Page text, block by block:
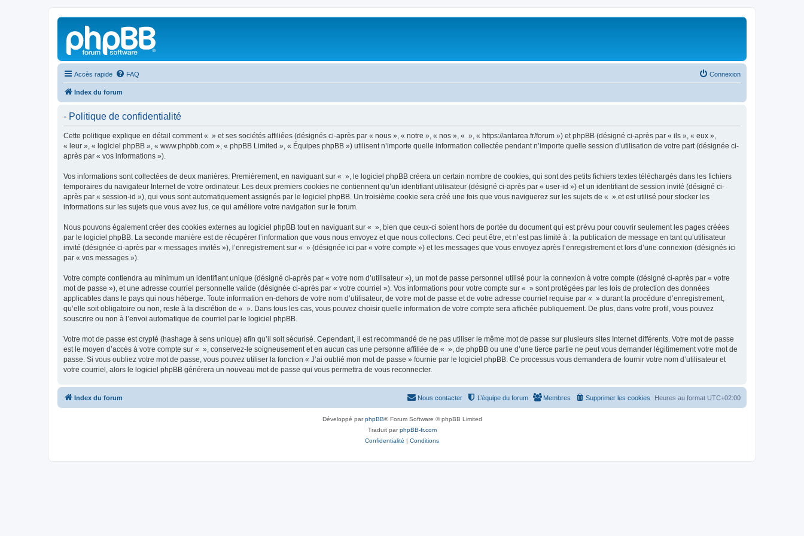
Accès rapide FAQ Connexion
Index du forum
- Politique de confidentialité
Cette politique explique en détail comment « » et ses sociétés affiliées (désignés ci-après par « nous », « notre », « nos », « », « https://antarea.fr/forum ») et phpBB (désigné ci-après par « ils », « eux »,
« leur », « logiciel phpBB », « www.phpbb.com », « phpBB Limited », « Équipes phpBB ») utilisent n’importe quelle information collectée pendant n’importe quelle session d’utilisation de votre part (désignée ci-
après par « vos informations »).
Vos informations sont collectées de deux manières. Premièrement, en naviguant sur « », le logiciel phpBB créera un certain nombre de cookies, qui sont des petits fichiers textes téléchargés dans les fichiers
temporaires du navigateur Internet de votre ordinateur. Les deux premiers cookies ne contiennent qu’un identifiant utilisateur (désigné ci-après par « user-id ») et un identifiant de session invité (désigné ci-
après par « session-id »), qui vous sont automatiquement assignés par le logiciel phpBB. Un troisième cookie sera créé une fois que vous naviguerez sur les sujets de « » et est utilisé pour stocker les
informations sur les sujets que vous avez lus, ce qui améliore votre navigation sur le forum.
Nous pouvons également créer des cookies externes au logiciel phpBB tout en naviguant sur « », bien que ceux-ci soient hors de portée du document qui est prévu pour couvrir seulement les pages créées
par le logiciel phpBB. La seconde manière est de récupérer l’information que vous nous envoyez et que nous collectons. Ceci peut être, et n’est pas limité à : la publication de message en tant qu’utilisateur
invité (désignée ci-après par « messages invités »), l’enregistrement sur « » (désignée ici par « votre compte ») et les messages que vous envoyez après l’enregistrement et lors d’une connexion (désignés ici
par « vos messages »).
Votre compte contiendra au minimum un identifiant unique (désigné ci-après par « votre nom d’utilisateur »), un mot de passe personnel utilisé pour la connexion à votre compte (désigné ci-après par « votre
mot de passe »), et une adresse courriel personnelle valide (désignée ci-après par « votre courriel »). Vos informations pour votre compte sur « » sont protégées par les lois de protection des données
applicables dans le pays qui nous héberge. Toute information en-dehors de votre nom d’utilisateur, de votre mot de passe et de votre adresse courriel requise par « » durant la procédure d’enregistrement,
qu’elle soit obligatoire ou non, reste à la discrétion de « ». Dans tous les cas, vous pouvez choisir quelle information de votre compte sera affichée publiquement. De plus, dans votre profil, vous pouvez
souscrire ou non à l’envoi automatique de courriel par le logiciel phpBB.
Votre mot de passe est crypté (hashage à sens unique) afin qu’il soit sécurisé. Cependant, il est recommandé de ne pas utiliser le même mot de passe sur plusieurs sites Internet différents. Votre mot de passe
est le moyen d’accès à votre compte sur « », conservez-le soigneusement et en aucun cas une personne affiliée de « », de phpBB ou une d’une tierce partie ne peut vous demander légitimement votre mot de
passe. Si vous oubliez votre mot de passe, vous pouvez utiliser la fonction « J’ai oublié mon mot de passe » fournie par le logiciel phpBB. Ce processus vous demandera de fournir votre nom d’utilisateur et
votre courriel, alors le logiciel phpBB générera un nouveau mot de passe qui vous permettra de vous reconnecter.
Index du forum Heures au format UTC+02:00
Supprimer les cookies
Membres
L’équipe du forum
Nous contacter
Développé parphpBB® Forum Software © phpBB Limited
Traduit parphpBB-fr.com
Confidentialité | Conditions